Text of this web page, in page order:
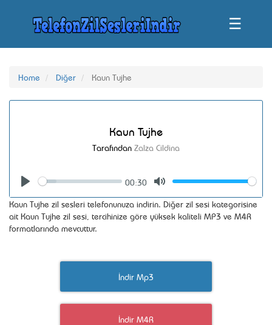
☰
Home Diğer Kaun Tujhe
Kaun Tujhe
Tarafından Zalza Cildina
Seek
00:30
Volume
Kaun Tujhe zil sesleri telefonunuza indirin. Diğer zil sesi kategorisine
ait Kaun Tujhe zil sesi, tercihinize göre yüksek kaliteli MP3 ve M4R
formatlarında mevcuttur.
İndir Mp3
İndir M4R